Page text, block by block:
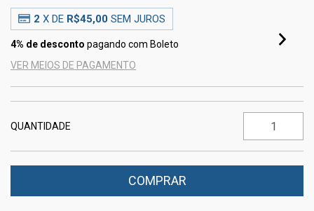
2 X DE R$45,00 SEM JUROS
4% de desconto pagando com Boleto
VER MEIOS DE PAGAMENTO
QUANTIDADE